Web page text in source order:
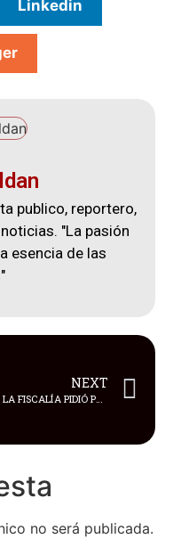
Linkedin
publico, reportero,
"La pasión
esencia de las
NEXT
no será publicada.